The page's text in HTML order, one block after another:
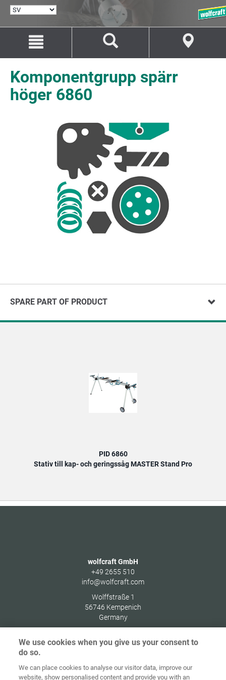
innehåll
navigation
Komponentgrupp spärr
höger 6860
SPARE PART OF PRODUCT
PID 6860
Stativ till kap- och geringssåg MASTER Stand Pro
wolfcraft GmbH
+49 2655 510
info@wolfcraft.com
Wolffstraße 1
56746 Kempenich
Germany
Home Kontakt Impressum Dataskydd
We use cookies when you give us your consent to
do so.
We can place cookies to analyse our visitor data, improve our
website, show personalised content and provide you with an